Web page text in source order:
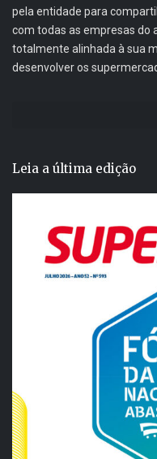
pela entidade para
com todas as empresas do
totalmente alinhada à sua
desenvolver os
Leia a última edição